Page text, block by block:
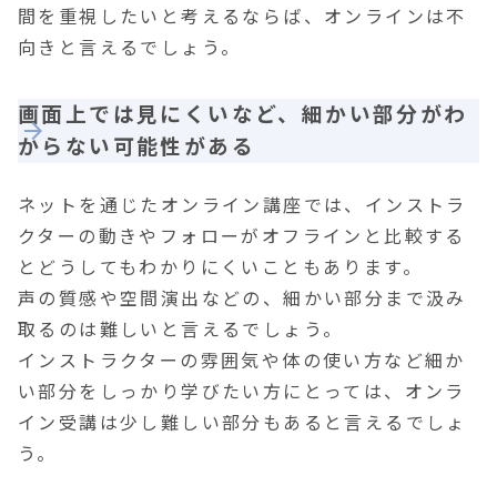
間を重視したいと考えるならば、オンラインは不
向きと言えるでしょう。
画面上では見にくいなど、細かい部分がわ
からない可能性がある
ネットを通じたオンライン講座では、インストラ
クターの動きやフォローがオフラインと比較する
とどうしてもわかりにくいこともあります。
声の質感や空間演出などの、細かい部分まで汲み
取るのは難しいと言えるでしょう。
インストラクターの雰囲気や体の使い方など細か
い部分をしっかり学びたい方にとっては、オンラ
イン受講は少し難しい部分もあると言えるでしょ
う。